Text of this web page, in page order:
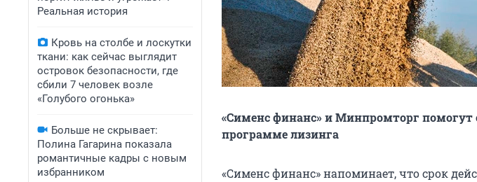
Реальная история
Кровь на столбе и лоскутки
ткани: как сейчас выглядит
островок безопасности, где
сбили 7 человек возле
«Голубого огонька»
Больше не скрывает:
Полина Гагарина показала
романтичные кадры с новым
избранником
«Сименс финанс» и Минпромторг помогут
программе лизинга
«Сименс финанс» напоминает, что срок